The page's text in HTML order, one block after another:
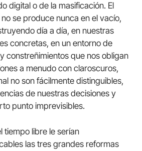
digital o de la masificación. El
se produce nunca en el vacío,
día a día, en nuestras
concretas, en un entorno de
constreñimientos que nos obligan
a menudo con claroscuros,
no son fácilmente distinguibles,
de nuestras decisiones y
punto imprevisibles.
tiempo libre le serían
las tres grandes reformas